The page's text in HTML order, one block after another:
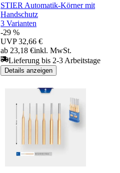
STIER Automatik-Körner mit
Handschutz
3 Varianten
-29 %
UVP 32,66 €
ab 23,18 €inkl. MwSt.
Lieferung bis 2-3 Arbeitstage
Details anzeigen